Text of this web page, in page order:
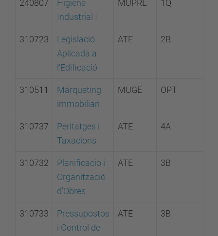
240807
Higiene
Industrial I
MUPRL 1Q
310723
Legislació
Aplicada a
l'Edificació
ATE 2B
310511
Màrqueting
immobiliari
MUGE OPT
310737
Peritatges i
Taxacions
ATE 4A
310732
Planificació i
Organització
d'Obres
ATE 3B
310733
Pressupostos
i Control de
ATE 3B